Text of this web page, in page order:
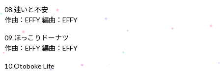
08.迷いと不安
作曲：EFFY 編曲：EFFY
09.ほっこりドーナツ
作曲：EFFY 編曲：EFFY
10.Otoboke Life